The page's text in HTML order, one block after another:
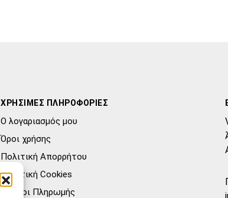
ΧΡΗΣΙΜΕΣ ΠΛΗΡΟΦΟΡΙΕΣ
Ο λογαριασμός μου
Όροι χρήσης
Πολιτική Απορρήτου
Πολιτική Cookies
Τρόποι Πληρωμής